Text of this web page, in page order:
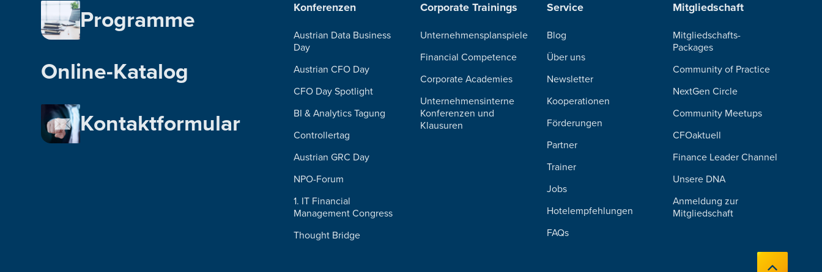
Programme
Online-Katalog
Kontaktformular
Konferenzen
Austrian Data Business
Day
Austrian CFO Day
CFO Day Spotlight
BI & Analytics Tagung
Controllertag
Austrian GRC Day
NPO-Forum
1. IT Financial
Management Congress
Thought Bridge
Corporate Trainings
Unternehmensplanspiele
Financial Competence
Corporate Academies
Unternehmensinterne
Konferenzen und
Klausuren
Service
Blog
Über uns
Newsletter
Kooperationen
Förderungen
Partner
Trainer
Jobs
Hotelempfehlungen
FAQs
Mitgliedschaft
Mitgliedschafts-
Packages
Community of Practice
NextGen Circle
Community Meetups
CFOaktuell
Finance Leader Channel
Unsere DNA
Anmeldung zur
Mitgliedschaft